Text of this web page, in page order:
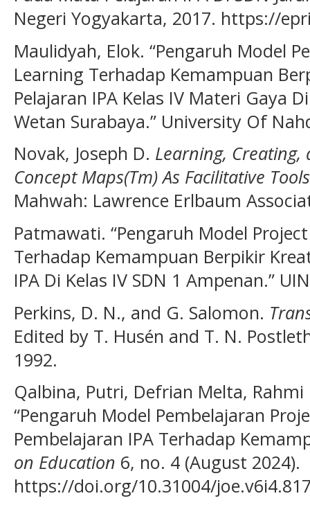
Negeri Yogyakarta, 2017. https://
Maulidyah, Elok. “Pengaruh Model
Learning Terhadap Kemampuan
Pelajaran IPA Kelas IV Materi Gaya
Wetan Surabaya.” University Of
Novak, Joseph D. Learning, Creating,
Concept Maps(Tm) As Facilitative
Mahwah: Lawrence Erlbaum
Patmawati. “Pengaruh Model
Terhadap Kemampuan Berpikir
IPA Di Kelas IV SDN 1 Ampenan.”
Perkins, D. N., and G. Salomon.
Edited by T. Husén and T. N.
1992.
Qalbina, Putri, Defrian Melta,
“Pengaruh Model Pembelajaran
Pembelajaran IPA Terhadap
on Education 6, no. 4 (August 2024).
https://doi.org/10.31004/